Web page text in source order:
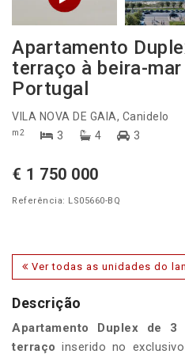
Apartamento
terraço à beira-mar
Portugal
VILA NOVA DE GAIA, Canidelo
m2 3 4 3
€ 1 750 000
Referência: LS05660-BQ
Ver todas as unidades do
Descrição
Apartamento Duplex de
terraço inserido no exclusivo